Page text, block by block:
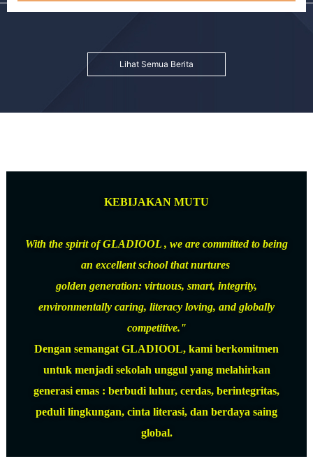
Lihat Semua Berita
KEBIJAKAN MUTU
With the spirit of GLADIOOL , we are committed to being
an excellent school that nurtures
golden generation: virtuous, smart, integrity,
environmentally caring, literacy loving, and globally
competitive."
Dengan semangat GLADIOOL, kami berkomitmen
untuk menjadi sekolah unggul yang melahirkan
generasi emas : berbudi luhur, cerdas, berintegritas,
peduli lingkungan, cinta literasi, dan berdaya saing
global.